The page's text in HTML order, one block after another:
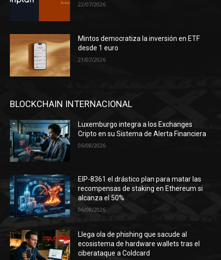
22/07/2026
Mintos democratiza la inversión en ETF
desde 1 euro
21/07/2026
BLOCKCHAIN INTERNACIONAL
Luxemburgo integra a los Exchanges
Cripto en su Sistema de Alerta Financiera
06/08/2026
EIP-8361 el drástico plan para matar las
recompensas de staking en Ethereum si
alcanza el 50%
06/08/2026
Llega ola de phishing que sacude al
ecosistema de hardware wallets tras el
ciberataque a Coldcard